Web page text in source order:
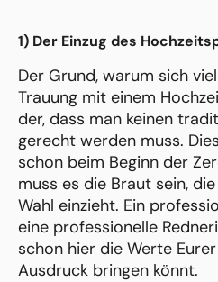
1) Der Einzug des
Der Grund, warum sich
Trauung mit einem
der, dass man keinen
gerecht werden muss.
schon beim Beginn der
muss es die Braut sein,
Wahl einzieht. Ein
eine professionelle
schon hier die Werte
Ausdruck bringen könnt.